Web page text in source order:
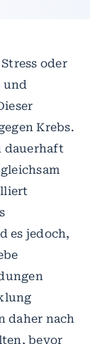
oder
und
Krebs.
dauerhaft
es jedoch,
daher nach
bevor